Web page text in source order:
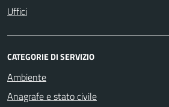
Uffici
CATEGORIE DI SERVIZIO
Ambiente
Anagrafe e stato civile